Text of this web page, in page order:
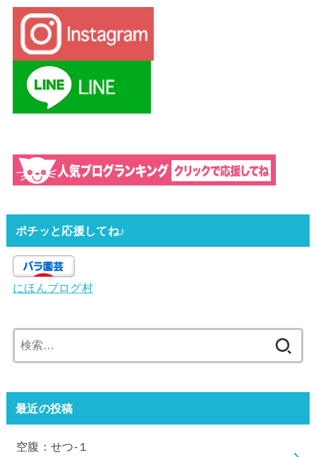
ポチッと応援してね♪
にほんブログ村
索:
最近の投稿
空腹：せつ-１